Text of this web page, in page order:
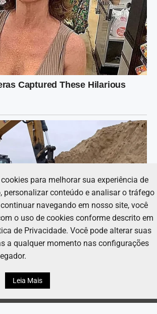
para melhorar sua experiência de
personalizar conteúdo e analisar o tráfego
navegando em nosso site, você
o uso de cookies conforme descrito em
de Privacidade. Você pode alterar suas
a qualquer momento nas configurações
Leia Mais